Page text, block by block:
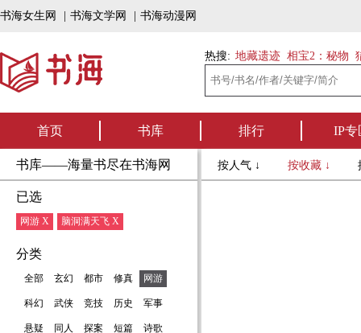
书海女生网 书海文学网 书海动漫网
热搜: 地藏遗迹 相宝2：秘物
首页 书库 排行 IP专
书库——海量书尽在书海网
已选
网游 X 脑洞满天飞 X
分类
全部 玄幻 都市 修真 网游
科幻 武侠 竞技 历史 军事
悬疑 同人 探案 短篇 诗歌
按人气 ↓ 按收藏 ↓